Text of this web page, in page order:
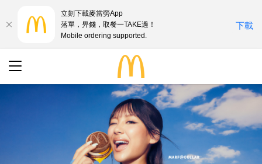
立刻下載麥當勞App
落單，畀錢，取餐一TAKE過！
Mobile ordering supported.
下載